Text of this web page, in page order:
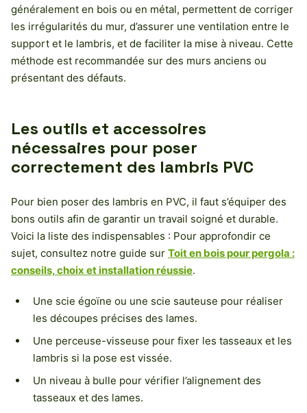
généralement en bois ou en métal, permettent de corriger
les irrégularités du mur, d’assurer une ventilation entre le
support et le lambris, et de faciliter la mise à niveau. Cette
méthode est recommandée sur des murs anciens ou
présentant des défauts.
Les outils et accessoires
nécessaires pour poser
correctement des lambris PVC
Pour bien poser des lambris en PVC, il faut s’équiper des
bons outils afin de garantir un travail soigné et durable.
Voici la liste des indispensables : Pour approfondir ce
sujet, consultez notre guide sur Toit en bois pour pergola :
conseils, choix et installation réussie.
Une scie égoïne ou une scie sauteuse pour réaliser
les découpes précises des lames.
Une perceuse-visseuse pour fixer les tasseaux et les
lambris si la pose est vissée.
Un niveau à bulle pour vérifier l’alignement des
tasseaux et des lames.